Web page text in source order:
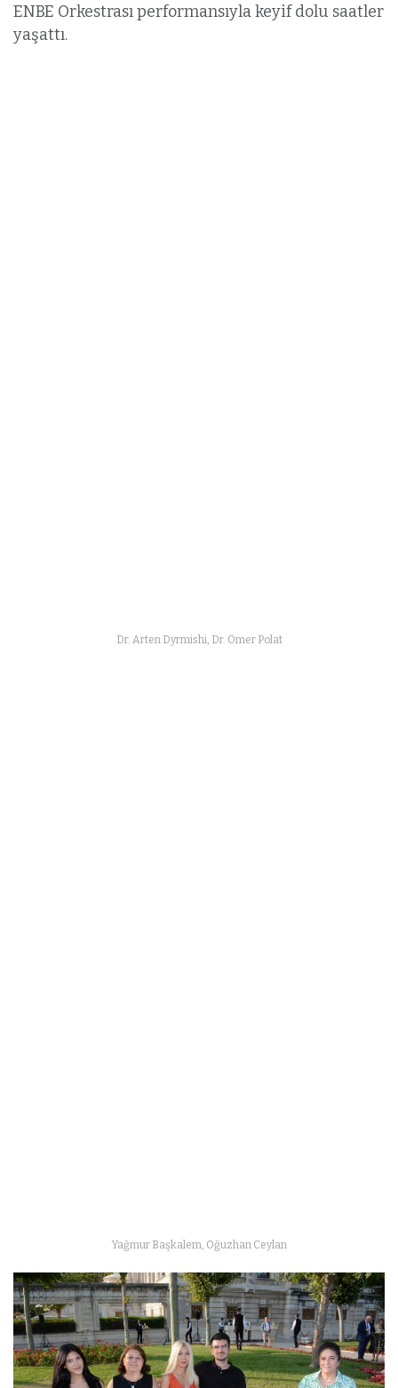
ENBE Orkestrası performansıyla keyif dolu saatler
yaşattı.
Dr. Arten Dyrmishi, Dr. Ömer Polat
Yağmur Başkalem, Oğuzhan Ceylan